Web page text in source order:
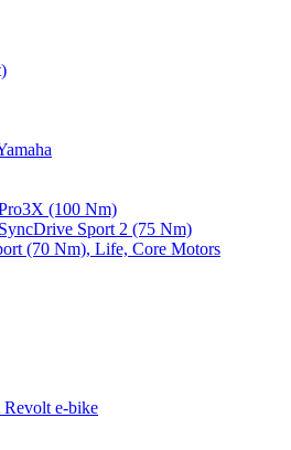
(100 Nm)
Sport 2 (75 Nm)
(70 Nm), Life, Core Motors
e-bike